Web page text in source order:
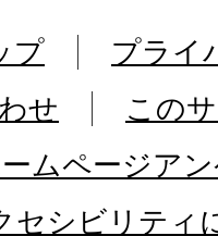
プ
プライ
せ
この
ムページア
セシビリティ